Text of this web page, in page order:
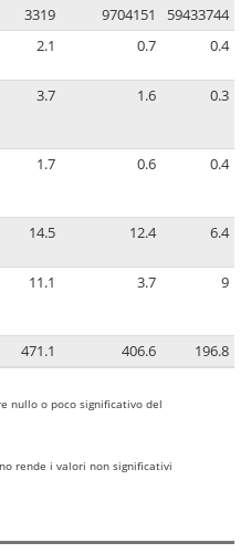
3319 9704151
59433744
2.1 0.7 0.4
3.7 1.6 0.3
1.7 0.6 0.4
14.5 12.4 6.4
11.1 3.7 9
471.1 406.6 196.8
nullo o poco significativo del
rende i valori non significativi